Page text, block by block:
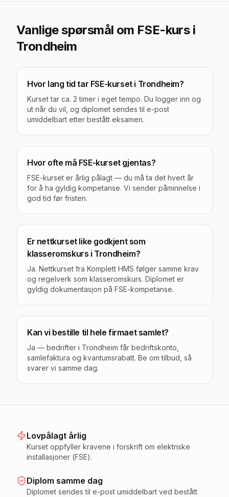
Vanlige spørsmål om FSE-kurs i
Trondheim
Hvor lang tid tar FSE-kurset i Trondheim?
Kurset tar ca. 2 timer i eget tempo. Du logger inn og
ut når du vil, og diplomet sendes til e-post
umiddelbart etter bestått eksamen.
Hvor ofte må FSE-kurset gjentas?
FSE-kurset er årlig pålagt — du må ta det hvert år
for å ha gyldig kompetanse. Vi sender påminnelse i
god tid før fristen.
Er nettkurset like godkjent som
klasseromskurs i Trondheim?
Ja. Nettkurset fra Komplett HMS følger samme krav
og regelverk som klasseromskurs. Diplomet er
gyldig dokumentasjon på FSE-kompetanse.
Kan vi bestille til hele firmaet samlet?
Ja — bedrifter i Trondheim får bedriftskonto,
samlefaktura og kvantumsrabatt. Be om tilbud, så
svarer vi samme dag.
Lovpålagt årlig
Kurset oppfyller kravene i forskrift om elektriske
installasjoner (FSE).
Diplom samme dag
Diplomet sendes til e-post umiddelbart ved bestått